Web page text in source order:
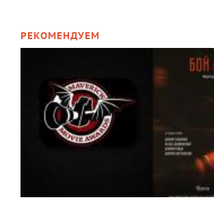
РЕКОМЕНДУЕМ